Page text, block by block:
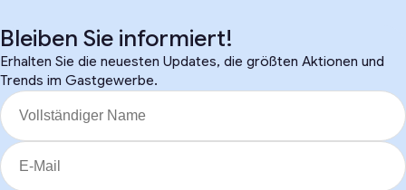
Bleiben Sie informiert!
Erhalten Sie die neuesten Updates, die größten Aktionen und
Trends im Gastgewerbe.